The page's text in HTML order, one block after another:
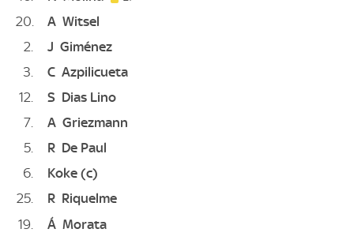
20 A Witsel
2
J Giménez
3
C Azpilicueta
12
S Dias Lino
7
A Griezmann
5
R De Paul
6
Koke (c)
25
R Riquelme
19
Á Morata